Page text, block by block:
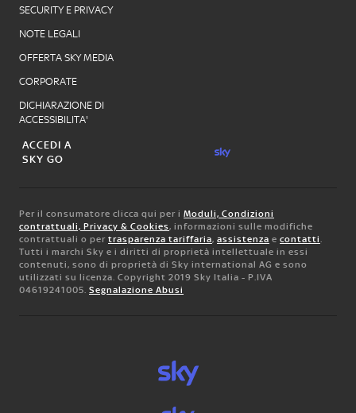
SECURITY E PRIVACY
NOTE LEGALI
OFFERTA SKY MEDIA
CORPORATE
DICHIARAZIONE DI
ACCESSIBILITA'
ACCEDI A
SKY GO
Per il consumatore clicca qui per i Moduli, Condizioni
contrattuali, Privacy & Cookies, informazioni sulle modifiche
contrattuali o per trasparenza tariffaria, assistenza e contatti.
Tutti i marchi Sky e i diritti di proprietà intellettuale in essi
contenuti, sono di proprietà di Sky international AG e sono
utilizzati su licenza. Copyright 2019 Sky Italia - P.IVA
04619241005. Segnalazione Abusi